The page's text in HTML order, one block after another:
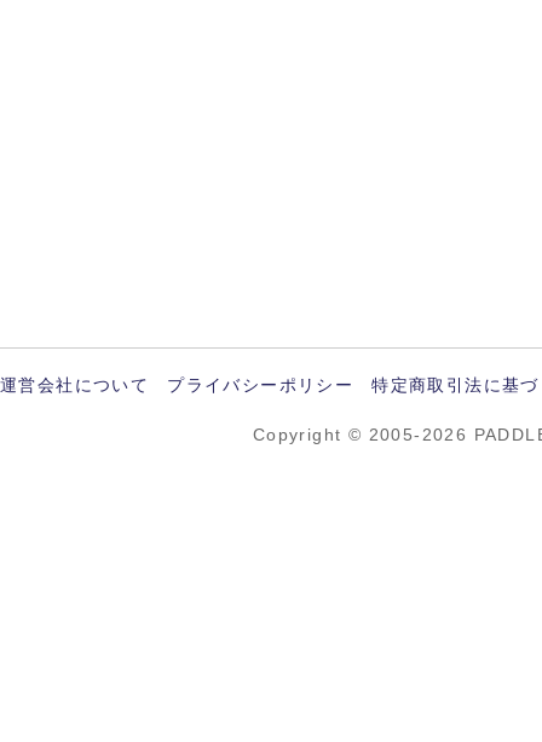
運営会社について プライバシーポリシー 特定商取引法に基
Copyright © 2005-2026